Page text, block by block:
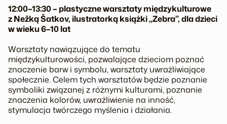
12:00–13:30 – plastyczne warsztaty międzykulturowe
z Nežką Šatkov, ilustratorką książki „Zebra”, dla dzieci
w wieku 6–10 lat
Warsztaty nawiązujące do tematu
międzykulturowości, pozwalające dzieciom poznać
znaczenie barw i symbolu, warsztaty uwrażliwiające
społecznie. Celem tych warsztatów będzie poznanie
symboliki związanej z różnymi kulturami, poznanie
znaczenia kolorów, uwrażliwienie na inność,
stymulacja twórczego myślenia i działania.